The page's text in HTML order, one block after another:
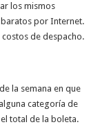
los mismos
por Internet.
de despacho.
la semana en que
categoría de
total de la boleta.